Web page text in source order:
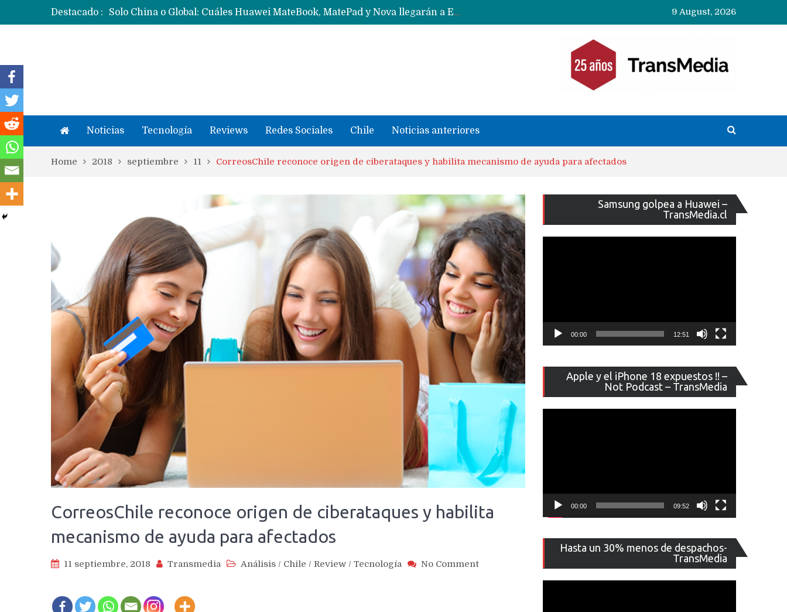
Destacado :
Data Centers de Huawei en Chile, México, Brasil,Perú y Argentina podrían verse afectados por arremetida de EE.UU
Fabricantes suben precios de teléfonos y ganan más dinero en un mercado donde Xiaomi alerta por no mejorar ventas
9 August, 2026
Noticias Tecnología Reviews Redes Sociales Chile Noticias anteriores
Home 2018 septiembre 11 CorreosChile reconoce origen de ciberataques y habilita mecanismo de ayuda para afectados
CorreosChile reconoce origen de ciberataques y habilita
mecanismo de ayuda para afectados
11 septiembre, 2018 Transmedia Análisis / Chile / Review / Tecnología No Commenton
Samsung golpea a Huawei –
TransMedia.cl
de
vídeo
00:00 12:51
Apple y el iPhone 18 expuestos !! –
Not Podcast – TransMedia
de
vídeo
00:00 09:52
Hasta un 30% menos de despachos-
TransMedia
de
vídeo